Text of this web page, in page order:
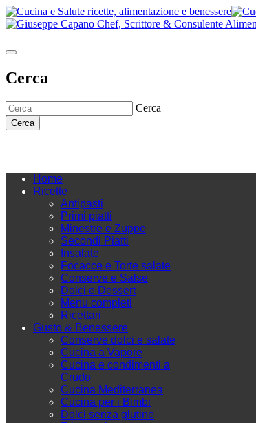
Cerca
Cerca
Cerca
Home
Ricette
Antipasti
Primi piatti
Minestre e Zuppe
Secondi Piatti
Insalate
Focacce e Torte salate
Conserve e Salse
Dolci e Dessert
Menu completi
Ricettari
Gusto & Benessere
Conserve dolci e salate
Cucina a Vapore
Cucina e condimenti a
Crudo
Cucina Mediterranea
Cucina per i Bimbi
Dolci senza glutine